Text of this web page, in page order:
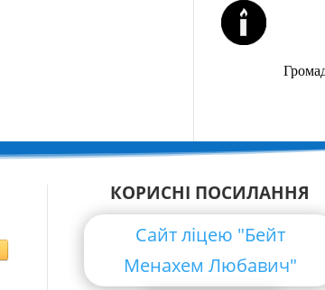
КОРИСНІ ПОСИЛАННЯ
Сайт ліцею "Бейт
Менахем Любавич"